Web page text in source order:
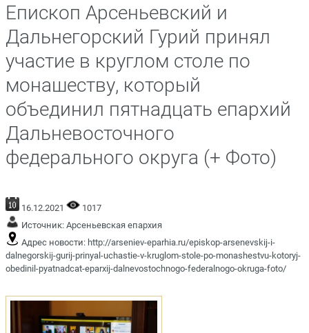
Епископ Арсеньевский и
Дальнегорский Гурий принял
участие в круглом столе по
монашеству, который
объединил пятнадцать епархий
Дальневосточного
федерального округа (+ Фото)
16.12.2021
1017
Источник: Арсеньевская епархия
Адрес новости: http://arseniev-eparhia.ru/episkop-arsenevskij-i-
dalnegorskij-gurij-prinyal-uchastie-v-kruglom-stole-po-monashestvu-kotoryj-
obedinil-pyatnadcat-eparxij-dalnevostochnogo-federalnogo-okruga-foto/